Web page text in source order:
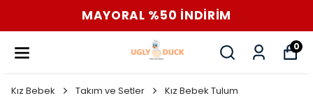
MAYORAL %50 İNDİRİM
0
Kız Bebek Takım ve Setler Kız Bebek Tulum